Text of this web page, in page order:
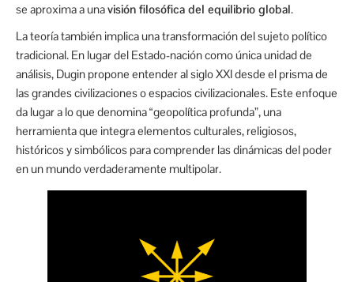
se aproxima a unavisión filosófica del equilibrio global.
La teoría también implica una transformación del sujeto político
tradicional. En lugar del Estado-nación como única unidad de
análisis, Dugin propone entender al siglo XXI desde el prisma de
las grandes civilizaciones o espacios civilizacionales. Este enfoque
da lugar a lo que denomina “geopolítica profunda”, una
herramienta que integra elementos culturales, religiosos,
históricos y simbólicos para comprender las dinámicas del poder
en un mundo verdaderamente multipolar.